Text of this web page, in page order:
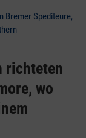
richteten
wo
Bremer Spediteure,